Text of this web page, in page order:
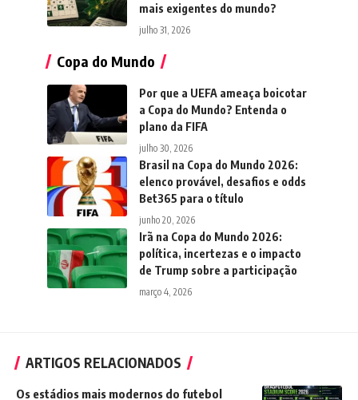
mais exigentes do mundo?
julho 31, 2026
Copa do Mundo
Por que a UEFA ameaça boicotar
a Copa do Mundo? Entenda o
plano da FIFA
julho 30, 2026
Brasil na Copa do Mundo 2026:
elenco provável, desafios e odds
Bet365 para o título
junho 20, 2026
Irã na Copa do Mundo 2026:
política, incertezas e o impacto
de Trump sobre a participação
março 4, 2026
ARTIGOS RELACIONADOS
Os estádios mais modernos do futebol